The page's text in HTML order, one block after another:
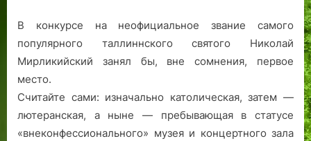
В конкурсе на неофициальное звание самого
популярного таллиннского святого Николай
Мирликийский занял бы, вне сомнения, первое
место.
Считайте сами: изначально католическая, затем —
лютеранская, а ныне — пребывающая в статусе
«внеконфессионального» музея и концертного зала